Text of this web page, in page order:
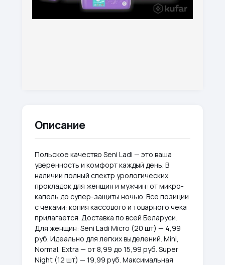
Описание
Польское качество Seni Ladi — это ваша
уверенность и комфорт каждый день. В
наличии полный спектр урологических
прокладок для женщин и мужчин: от микро-
капель до супер-защиты ночью. Все позиции
с чеками: копия кассового и товарного чека
прилагается. Доставка по всей Беларуси.
Для женщин: Seni Ladi Micro (20 шт) — 4,99
руб. Идеально для легких выделений. Mini,
Normal, Extra — от 8,99 до 15,99 руб. Super
Night (12 шт) — 19,99 руб. Максимальная